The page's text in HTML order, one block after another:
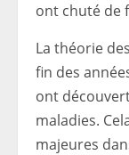
ont chuté de
La théorie
fin des
ont
maladies.
majeures